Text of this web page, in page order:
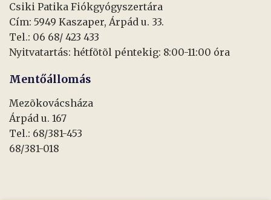
Csiki Patika Fiókgyógyszertára
Cím: 5949 Kaszaper, Árpád u. 33.
Tel.: 06 68/ 423 433
Nyitvatartás: hétfõtõl péntekig: 8:00-11:00 óra
Mentőállomás
Mezõkovácsháza
Árpád u. 167
Tel.: 68/381-453
68/381-018